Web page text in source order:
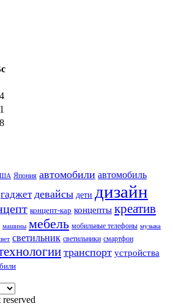
Япония автомобили автомобиль
гаджет девайсы дети дизайн
концепт-кар концепты креатив
машины мебель мобильные телефоны музыка
светильник светильники смартфон
транспорт устройства